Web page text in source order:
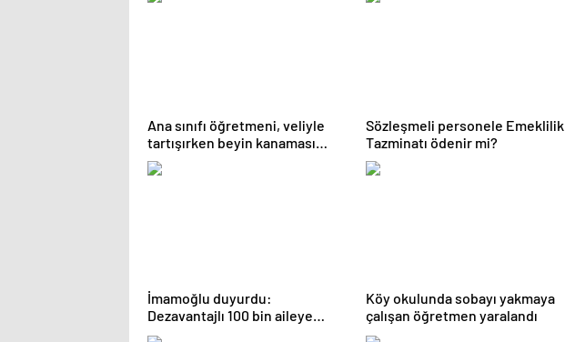
Ana sınıfı öğretmeni, veliyle
tartışırken beyin kanaması
geçirdi
Sözleşmeli personele Emeklilik
Tazminatı ödenir mi?
İmamoğlu duyurdu:
Dezavantajlı 100 bin aileye
eğitim desteği
Köy okulunda sobayı yakmaya
çalışan öğretmen yaralandı